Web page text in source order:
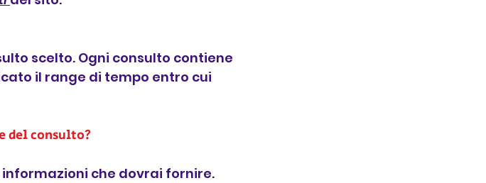
scelto. Ogni consulto contiene
il range di tempo entro cui
del consulto?
informazioni che dovrai fornire.